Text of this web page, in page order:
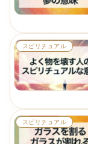
スピリチュアル
スピリチュアル